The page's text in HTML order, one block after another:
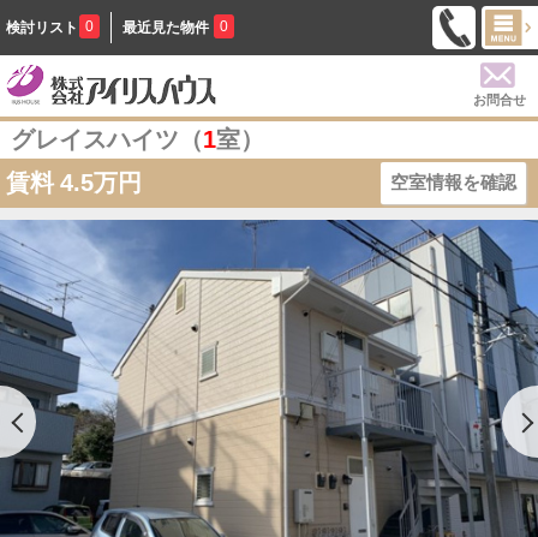
検討リスト 0 最近見た物件 0
お問合せ
グレイスハイツ（1室）
賃料 4.5万円 空室情報を確認